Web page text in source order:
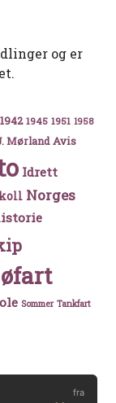
og er
1942 1945 1951 1958
Mørland Avis
Idrett
Norges
Sommer Tankfart